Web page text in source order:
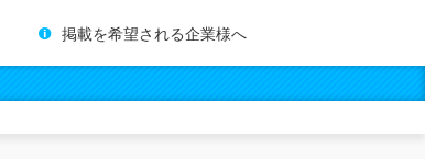
掲載を希望される企業様へ